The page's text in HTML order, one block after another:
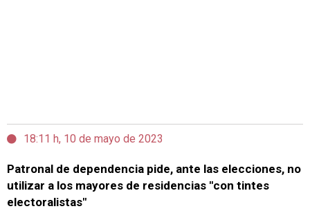
18:11 h, 10 de mayo de 2023
Patronal de dependencia pide, ante las elecciones, no
utilizar a los mayores de residencias "con tintes
electoralistas"